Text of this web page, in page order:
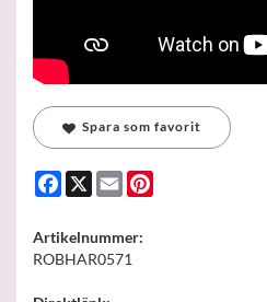
Spara som favorit
Facebook
X Email
Artikelnummer:
ROBHAR0571